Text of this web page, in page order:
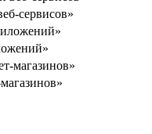
сервисов»